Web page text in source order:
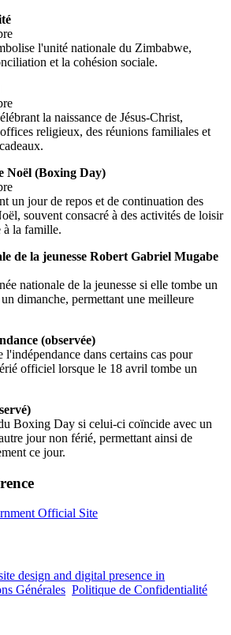
l'unité nationale du Zimbabwe,
et la cohésion sociale.
la naissance de Jésus-Christ,
religieux, des réunions familiales et
Noël (Boxing Day)
un jour de repos et de continuation des
souvent consacré à des activités de loisir
à la famille.
de la jeunesse Robert Gabriel Mugabe
nationale de la jeunesse si elle tombe un
dimanche, permettant une meilleure
(observée)
l'indépendance dans certains cas pour
officiel lorsque le 18 avril tombe un
Boxing Day si celui-ci coïncide avec un
jour non férié, permettant ainsi de
ce jour.
Official Site
design and digital presence in
Générales Politique de Confidentialité